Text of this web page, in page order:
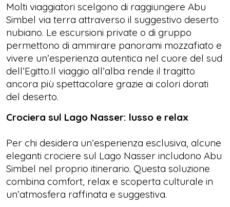
Molti viaggiatori scelgono di raggiungere Abu
Simbel via terra attraverso il suggestivo deserto
nubiano. Le escursioni private o di gruppo
permettono di ammirare panorami mozzafiato e
vivere un’esperienza autentica nel cuore del sud
dell’Egitto.Il viaggio all’alba rende il tragitto
ancora più spettacolare grazie ai colori dorati
del deserto.
Crociera sul Lago Nasser: lusso e relax
Per chi desidera un’esperienza esclusiva, alcune
eleganti crociere sul Lago Nasser includono Abu
Simbel nel proprio itinerario. Questa soluzione
combina comfort, relax e scoperta culturale in
un’atmosfera raffinata e suggestiva.